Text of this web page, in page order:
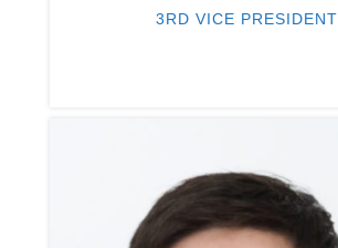
3RD VICE PRESIDENT